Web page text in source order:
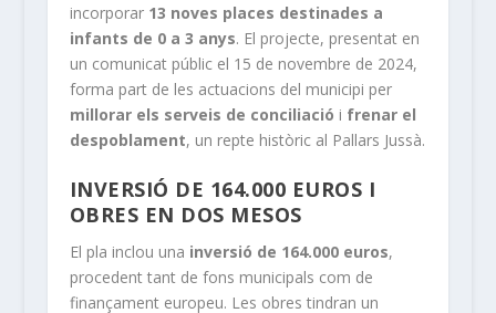
incorporar 13 noves places destinades a
infants de 0 a 3 anys. El projecte, presentat en
un comunicat públic el 15 de novembre de 2024,
forma part de les actuacions del municipi per
millorar els serveis de conciliació i frenar el
despoblament, un repte històric al Pallars Jussà.
INVERSIÓ DE 164.000 EUROS I
OBRES EN DOS MESOS
El pla inclou una inversió de 164.000 euros,
procedent tant de fons municipals com de
finançament europeu. Les obres tindran un